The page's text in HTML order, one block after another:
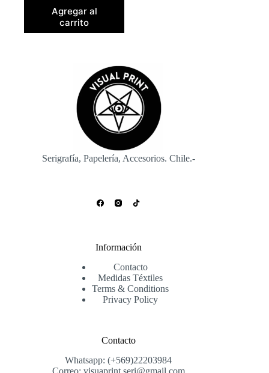
Agregar al
carrito
Serigrafía, Papelería, Accesorios. Chile.-
Información
Contacto
Medidas Téxtiles
Terms & Conditions
Privacy Policy
Contacto
Whatsapp: (+569)22203984
Correo: visuaprint.seri@gmail.com